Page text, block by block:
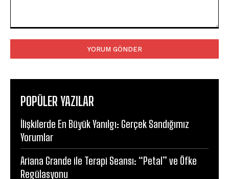
POPÜLER YAZILAR
İlişkilerde En Büyük Yanılgı: Gerçek Sandığımız
Yorumlar
Ariana Grande ile Terapi Seansı: “Petal” ve Öfke
Regülasyonu